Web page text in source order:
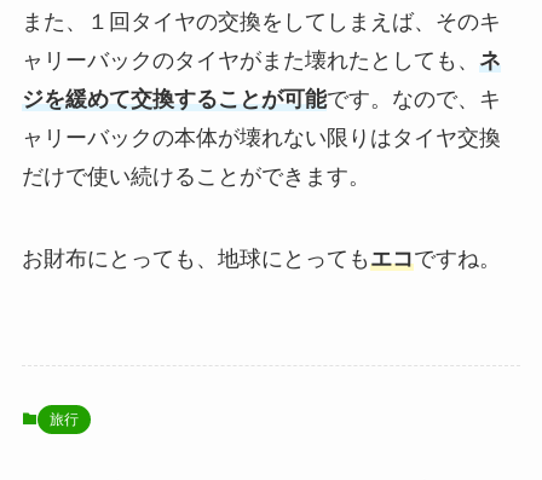
また、１回タイヤの交換をしてしまえば、そのキ
ャリーバックのタイヤがまた壊れたとしても、 ネ
ジを緩めて交換することが可能です。なので、キ
ャリーバックの本体が壊れない限りはタイヤ交換
だけで使い続けることができます。
お財布にとっても、地球にとってもエコですね。
旅行